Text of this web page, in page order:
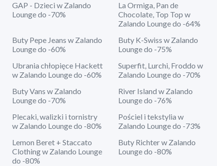
GAP - Dzieci w Zalando
Lounge do -70%
La Ormiga, Pan de
Chocolate, Top Top w
Zalando Lounge do -64%
Buty Pepe Jeans w Zalando
Lounge do -60%
Buty K-Swiss w Zalando
Lounge do -75%
Ubrania chłopięce Hackett
w Zalando Lounge do -60%
Superfit, Lurchi, Froddo w
Zalando Lounge do -70%
Buty Vans w Zalando
Lounge do -70%
River Island w Zalando
Lounge do -76%
Plecaki, walizki i tornistry
w Zalando Lounge do -80%
Pościel i tekstylia w
Zalando Lounge do -73%
Lemon Beret + Staccato
Clothing w Zalando Lounge
do -80%
Buty Richter w Zalando
Lounge do -80%